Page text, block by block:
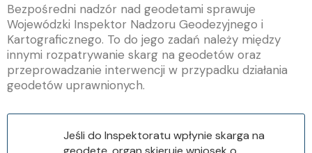
Bezpośredni nadzór nad geodetami sprawuje
Wojewódzki Inspektor Nadzoru Geodezyjnego i
Kartograficznego. To do jego zadań należy między
innymi rozpatrywanie skarg na geodetów oraz
przeprowadzanie interwencji w przypadku działania
geodetów uprawnionych.
Jeśli do Inspektoratu wpłynie skarga na